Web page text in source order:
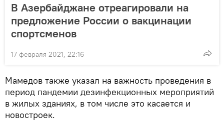
В Азербайджане отреагировали на
предложение России о вакцинации
спортсменов
17 февраля 2021, 22:16
Мамедов также указал на важность проведения в
период пандемии дезинфекционных мероприятий
в жилых зданиях, в том числе это касается и
новостроек.